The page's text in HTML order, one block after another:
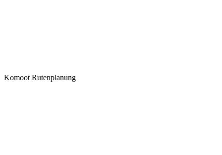
Komoot Rutenplanung